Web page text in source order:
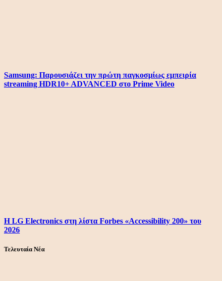
Samsung: Παρουσιάζει την πρώτη παγκοσμίως εμπειρία
streaming HDR10+ ADVANCED στο Prime Video
Η LG Electronics στη λίστα Forbes «Accessibility 200» του
2026
Τελευταία Νέα